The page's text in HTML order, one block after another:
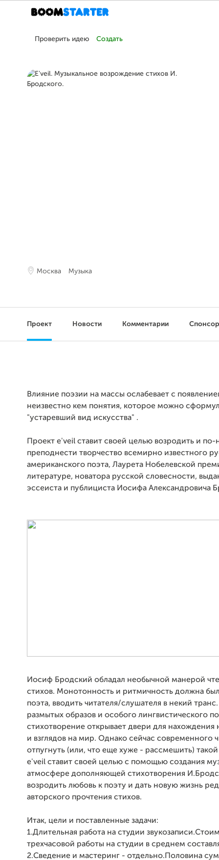
Проверить идею Создать
Москва Музыка
Проект Новости Комментарии
Влияние поэзии на массы ослабевает с
неизвестно кем понятия, которое можно
"устаревший вид искусства" .
Проект e'veil ставит своей целью возродить и
преподнести творчество всемирно известного
американского поэта, Лаурета Нобелевской
литературе, новатора русской словесности,
эссеиста и публициста Иосифа Александровича
Иосиф Бродский обладал необычной манерой
стихов. Монотонность и ритмичность должна
поэта, вводить читателя/слушателя в некий
размытых образов и особого лингвистического
стихотворение открывает двери для нахождения
и взглядов на мир. Однако сейчас современного
отпугнуть (или, что еще хуже - рассмешить)
e'veil ставит своей целью с помощью создания
атмосфере дополняющей стихотворения
возродить любовь к поэту и дать новую жизнь
авторского прочтения стихов.
Итак, цели и поставленные задачи:
1.Длительная работа на студии
трехчасовой работы на студии в среднем
2.Сведение и мастеринг - отдельно.Половина